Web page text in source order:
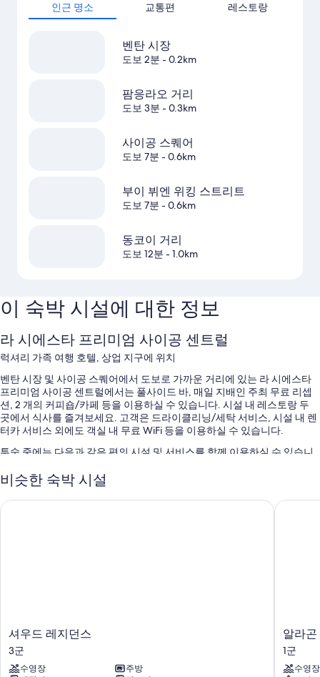
인근 명소 교통편 레스토랑
벤탄 시장
도보 2분 - 0.2km
팜응라오 거리
도보 3분 - 0.3km
사이공 스퀘어
도보 7분 - 0.6km
부이 뷔엔 위킹 스트리트
도보 7분 - 0.6km
동코이 거리
도보 12분 - 1.0km
이 숙박 시설에 대한 정보
라 시에스타 프리미엄 사이공 센트럴
럭셔리 가족 여행 호텔, 상업 지구에 위치
벤탄 시장 및 사이공 스퀘어에서 도보로 가까운 거리에 있는 라 시에스타
프리미엄 사이공 센트럴에서는 풀사이드 바, 매일 지배인 주최 무료 리셉
션, 2 개의 커피숍/카페 등을 이용하실 수 있습니다. 시설 내 레스토랑 두
곳에서 식사를 즐겨보세요. 고객은 드라이클리닝/세탁 서비스, 시설 내 렌
터카 서비스 외에도 객실 내 무료 WiFi 등을 이용하실 수 있습니다.
투숙 중에는 다음과 같은 편의 시설 및 서비스를 함께 이용하실 수 있습니
일광욕 의자 등을 갖춘 야외 수영장
리무진/타운카 서비스, 뷔페 아침 식사(요금 별도) 및 간편 체크아웃
이 밖에 다음과 같은 편의 시설 및 서비스를 모든 객실에서 이용하실 수 있
습니다.
비슷한 숙박 시설
셔
우
드
레
셔우드 레지던스
3군
수영장
주방
셔우드 레지던스
알
라
곤
단
알라
1군
수영장
알라곤